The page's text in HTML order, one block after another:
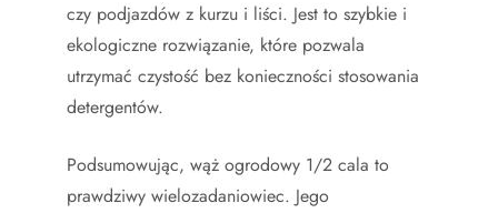
czy podjazdów z kurzu i liści. Jest to szybkie i
ekologiczne rozwiązanie, które pozwala
utrzymać czystość bez konieczności stosowania
detergentów.
Podsumowując, wąż ogrodowy 1/2 cala to
prawdziwy wielozadaniowiec. Jego